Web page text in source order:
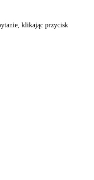
klikając przycisk